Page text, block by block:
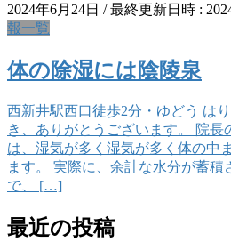
2024年6月24日 / 最終更新日時 :
報一覧
体の除湿には陰陵泉
西新井駅西口徒歩2分・ゆどう は
き、ありがとうございます。 院長
は、湿気が多く湿気が多く体の中
ます。 実際に、余計な水分が蓄積
で、 […]
最近の投稿